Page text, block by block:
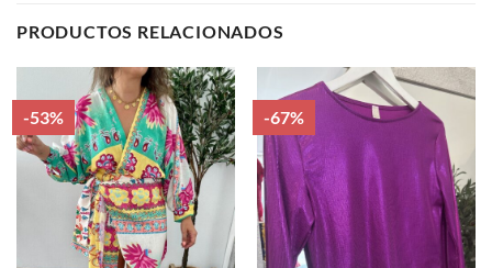
PRODUCTOS RELACIONADOS
-53% -67%